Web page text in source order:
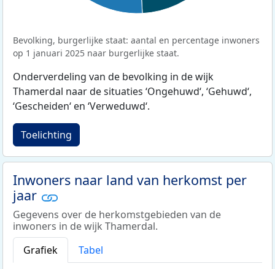
Bevolking, burgerlijke staat: aantal en percentage inwoners
op 1 januari 2025 naar burgerlijke staat.
Onderverdeling van de bevolking in de wijk
Thamerdal naar de situaties ‘Ongehuwd‘, ‘Gehuwd‘,
‘Gescheiden‘ en ‘Verweduwd‘.
Toelichting
Inwoners naar land van herkomst per
jaar
Gegevens over de herkomstgebieden van de
inwoners in de wijk Thamerdal.
Grafiek
Tabel